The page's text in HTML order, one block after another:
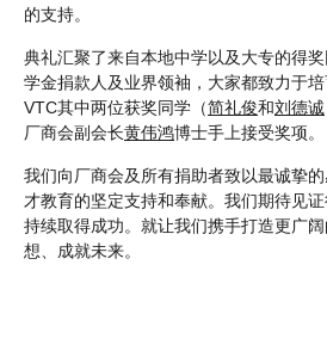
的支持。
典礼汇聚了来自本地中学以及大专的得
学金捐款人及业界领袖，大家都致力于培
VTC其中两位获奖同学（简礼俊和刘德诚
厂商会副会长黄伟鸿博士手上接受奖项。
我们向厂商会及所有捐助者致以最诚挚
才教育的坚定支持和奉献。我们期待见
持续取得成功。就让我们携手打造更广
想、成就未来。